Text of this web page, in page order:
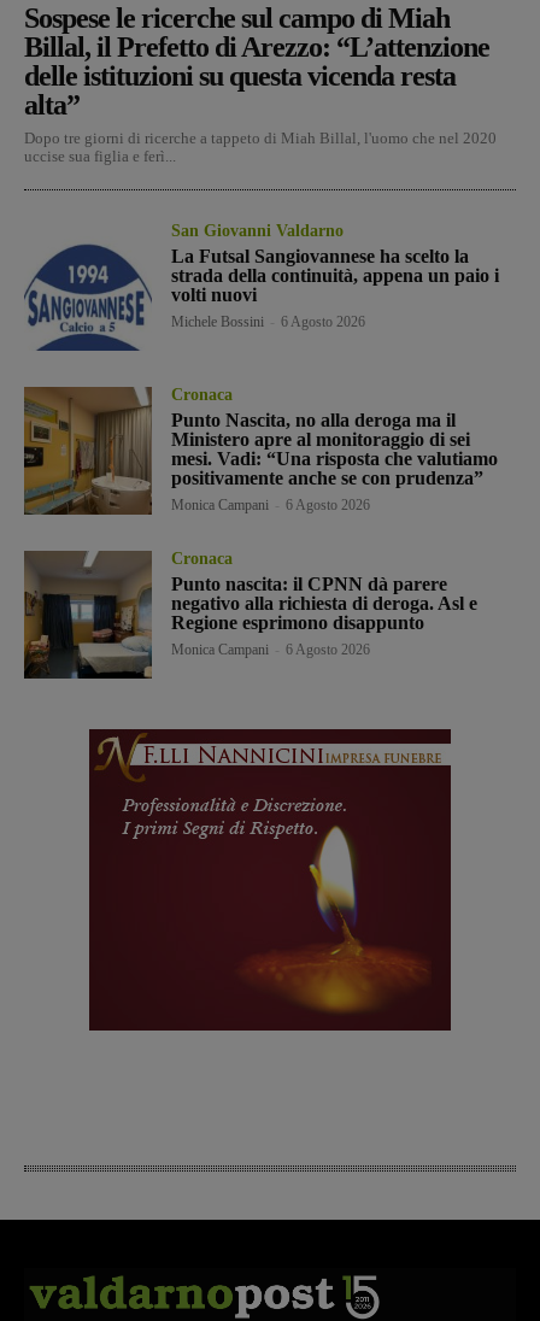
Sospese le ricerche sul campo di Miah
Billal, il Prefetto di Arezzo: “L’attenzione
delle istituzioni su questa vicenda resta
alta”
Dopo tre giorni di ricerche a tappeto di Miah Billal, l'uomo che nel 2020
uccise sua figlia e ferì...
San Giovanni Valdarno
La Futsal Sangiovannese ha scelto la
strada della continuità, appena un paio i
volti nuovi
Michele Bossini 6 Agosto 2026
Cronaca
Punto Nascita, no alla deroga ma il
Ministero apre al monitoraggio di sei
mesi. Vadi: “Una risposta che valutiamo
positivamente anche se con prudenza”
Monica Campani 6 Agosto 2026
Cronaca
Punto nascita: il CPNN dà parere
negativo alla richiesta di deroga. Asl e
Regione esprimono disappunto
Monica Campani 6 Agosto 2026